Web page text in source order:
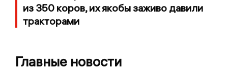
из 350 коров, их якобы заживо давили
тракторами
Главные новости